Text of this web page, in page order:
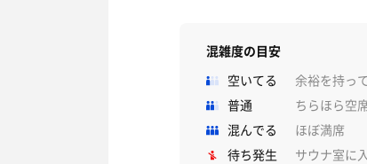
混雑度の目安
空いてる
余裕を持っ
普通
ちらほら空
混んでる
ほぼ満席
待ち発生
サウナ室に